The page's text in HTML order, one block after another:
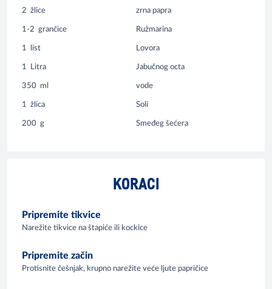
2 žlice zrna papra
1-2 grančice Ružmarina
1 list Lovora
1 Litra Jabučnog octa
350 ml vode
1 žlica Soli
200 g Smeđeg šećera
KORACI
Pripremite tikvice
Narežite tikvice na štapiće ili kockice
Pripremite začin
Protisnite češnjak, krupno narežite veće ljute papričice